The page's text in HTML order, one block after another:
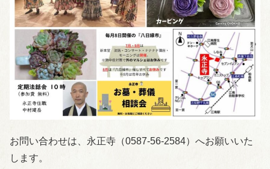
お問い合わせは、永正寺（0587-56-2584）へお願いいた
します。